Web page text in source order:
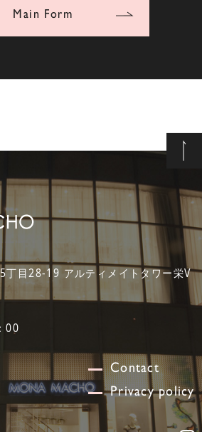
Main Form
丁目28-19 アルティメイトタワー栄V
00
Contact
Privacy policy